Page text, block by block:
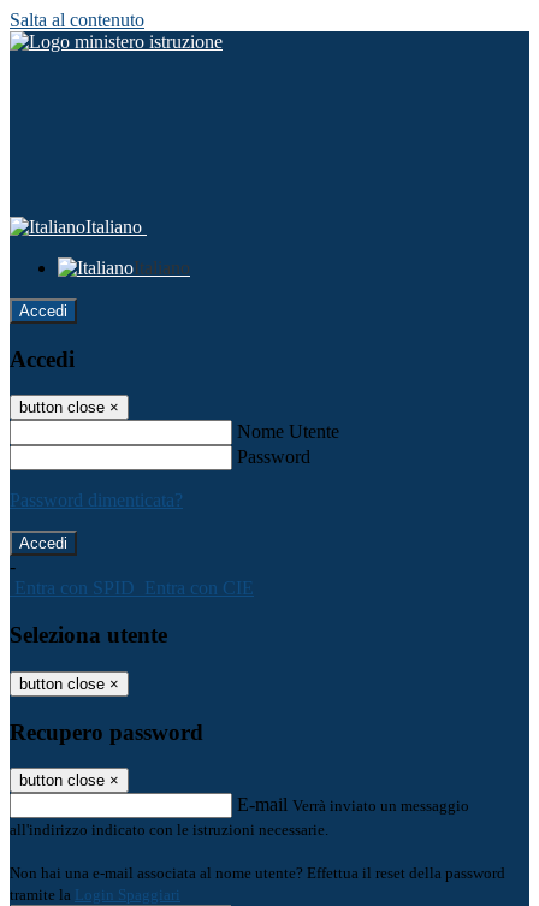
Salta al contenuto
Italiano
Italiano
Accedi
Accedi
button close ×
Nome Utente
Password
Password dimenticata?
-
Entra con SPID Entra con CIE
Seleziona utente
button close ×
Recupero password
button close ×
E-mail Verrà inviato un messaggio
all'indirizzo indicato con le istruzioni necessarie.
Non hai una e-mail associata al nome utente? Effettua il reset della password
tramite la Login Spaggiari